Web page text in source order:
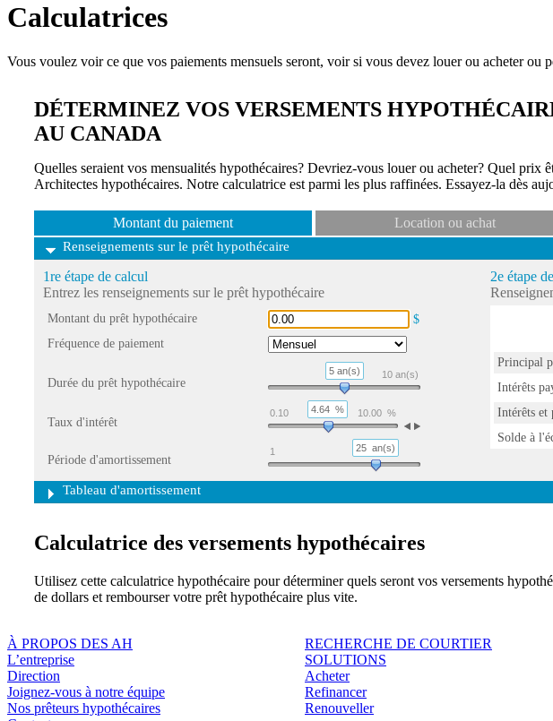
Calculatrices
Vous voulez voir ce que vos paiements mensuels seront, voir si vous devez louer ou acheter
DÉTERMINEZ VOS VERSEMENTS
AU CANADA
Quelles seraient vos mensualités hypothécaires? Devriez-vous louer ou acheter? Quel prix
Architectes hypothécaires. Notre calculatrice est parmi les plus raffinées. Essayez-la dès
Montant du paiement Location ou achat
Renseignements sur le prêt hypothécaire
1re étape de calcul
Entrez les renseignements sur le prêt hypothécaire
Montant du prêt hypothécaire
$
Fréquence de paiement
Durée du prêt hypothécaire
10 an(s)
5 an(s)
Taux d'intérêt
0.10 10.00 %
4.64 %
Période d'amortissement
1 25 an(s)
2e étape
Principal
Intérêts
Intérêts et
Solde à
Tableau d'amortissement
Calculatrice des versements hypothécaires
Utilisez cette calculatrice hypothécaire pour déterminer quels seront vos versements
de dollars et rembourser votre prêt hypothécaire plus vite.
À PROPOS DES AH
L’entreprise
Direction
Joignez-vous à notre équipe
Nos prêteurs hypothécaires
RECHERCHE DE COURTIER
SOLUTIONS
Acheter
Refinancer
Renouveller